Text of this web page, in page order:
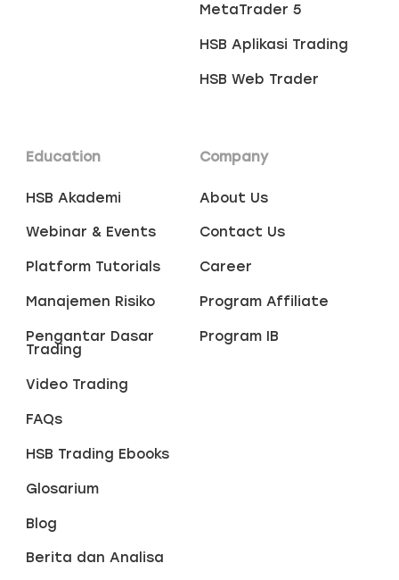
MetaTrader 5
HSB Aplikasi Trading
HSB Web Trader
Education
HSB Akademi
Webinar & Events
Platform Tutorials
Manajemen Risiko
Pengantar Dasar
Trading
Video Trading
FAQs
HSB Trading Ebooks
Glosarium
Blog
Berita dan Analisa
Company
About Us
Contact Us
Career
Program Affiliate
Program IB